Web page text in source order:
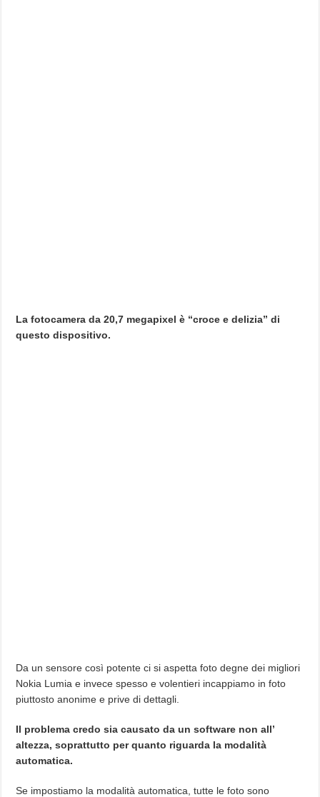
La fotocamera da 20,7 megapixel è “croce e delizia” di
questo dispositivo.
Da un sensore così potente ci si aspetta foto degne dei migliori
Nokia Lumia e invece spesso e volentieri incappiamo in foto
piuttosto anonime e prive di dettagli.
Il problema credo sia causato da un software non all’
altezza, soprattutto per quanto riguarda la modalità
automatica.
Se impostiamo la modalità automatica, tutte le foto sono